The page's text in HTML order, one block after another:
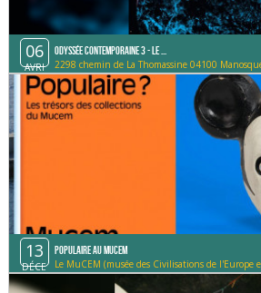
06
AVRI
Odyssée contemporaine 3 - Le ...
2298 chemin de La Thomassine 04100
13
DÉCE
Populaire au MUCEM
Le MuCEM (musée des Civilisations de l'Europe